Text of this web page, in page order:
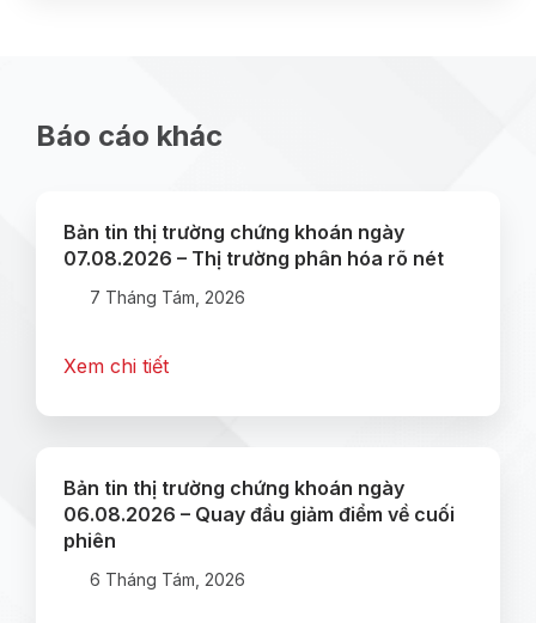
Báo cáo khác
Bản tin thị trường chứng khoán ngày
07.08.2026 – Thị trường phân hóa rõ nét
7 Tháng Tám, 2026
Xem chi tiết
Bản tin thị trường chứng khoán ngày
06.08.2026 – Quay đầu giảm điểm về cuối
phiên
6 Tháng Tám, 2026